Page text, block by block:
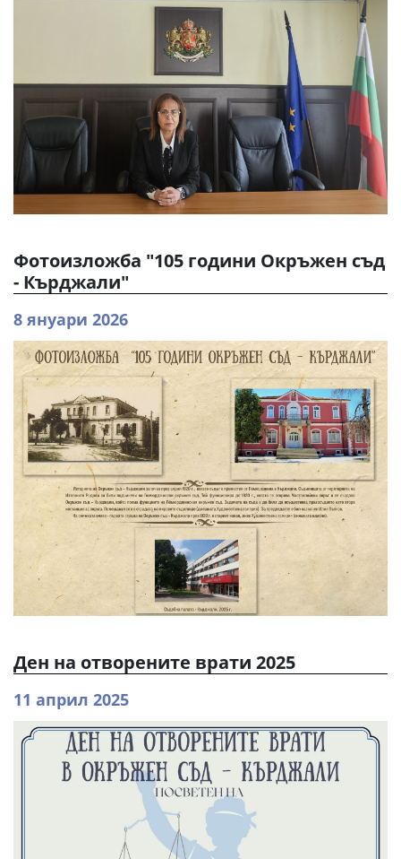
Фотоизложба "105 години Окръжен съд
- Кърджали"
8 януари 2026
Ден на отворените врати 2025
11 април 2025